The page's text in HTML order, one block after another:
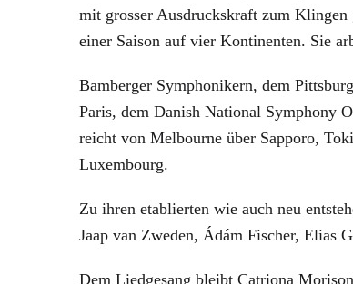
mit grosser Ausdruckskraft zum Klingen
einer Saison auf vier Kontinenten. Sie
Bamberger Symphonikern, dem
Paris, dem Danish National Symphony
reicht von Melbourne über Sapporo,
Luxembourg.
Zu ihren etablierten wie auch neu
Jaap van Zweden, Ádám Fischer, Elias
Dem Liedgesang bleibt Catriona